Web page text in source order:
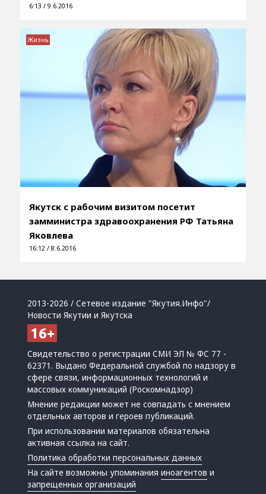
6:13 / 9.6.2016
Якутск с рабочим визитом посетит
замминистра здравоохранения РФ Татьяна
Яковлева
16:12 / 8.6.2016
Жизнь
2013-2026 / Сетевое издание "Якутия.Инфо"/
Новости Якутии и Якутска
Свидетельство о регистрации СМИ ЭЛ № ФС 77 -
62371. Выдано Федеральной службой по надзору в
сфере связи, информационных технологий и
массовых коммуникаций (Роскомнадзор)
Мнение редакции может не совпадать с мнением
отдельных авторов и героев публикаций.
При использовании материалов обязательна
активная ссылка на сайт.
Политика обработки персональных данных
На сайте возможны упоминанияиноагентов и
запрещенных организаций